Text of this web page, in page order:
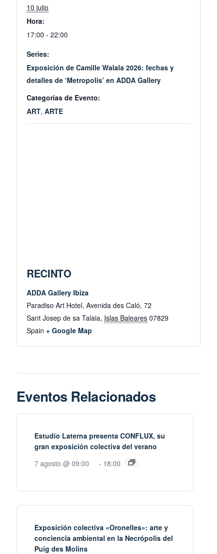
10 julio
Hora:
17:00 - 22:00
Series:
Exposición de Camille Walala 2026: fechas y
detalles de ‘Metropolis’ en ADDA Gallery
Categorías de Evento:
ART, ARTE
RECINTO
ADDA Gallery Ibiza
Paradiso Art Hotel, Avenida des Caló, 72
Sant Josep de sa Talaia, Islas Baleares 07829
Spain + Google Map
Eventos Relacionados
Estudio Laterna presenta CONFLUX, su
gran exposición colectiva del verano
7 agosto @ 09:00
- 18:00
Exposición colectiva «Oronelles»: arte y
conciencia ambiental en la Necrópolis del
Puig des Molins